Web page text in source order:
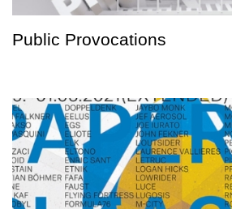
Public Provocations